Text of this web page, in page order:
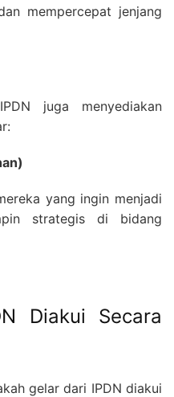
mempercepat jenjang
juga menyediakan
yang ingin menjadi
strategis di bidang
Diakui Secara
gelar dari IPDN diakui